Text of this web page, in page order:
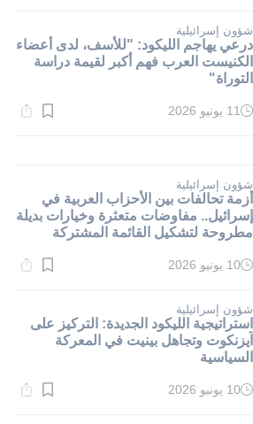
دقيقة.
شؤون إسرائيلية
درعي يهاجم الليكود: "للأسف، لدى أعضاء
الكنيست العرب فهم أكبر لقيمة دراسة
التوراة"
وقت
11 يونيو 2026
شؤون إسرائيلية
أزمة تحالفات بين الأحزاب العربية في
إسرائيل.. مفاوضات متعثرة وخيارات بديلة
مطروحة لتشكيل القائمة المشتركة
وقت
دقيقة.
10 يونيو 2026
شؤون إسرائيلية
استراتيجية الليكود الجديدة: التركيز على
آيزنكوت وتجاهل بينيت في المعركة
السياسية
وقت
10 يونيو 2026